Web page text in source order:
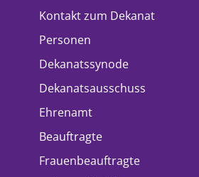
Kontakt zum Dekanat
Personen
Dekanatssynode
Dekanatsausschuss
Ehrenamt
Beauftragte
Frauenbeauftragte